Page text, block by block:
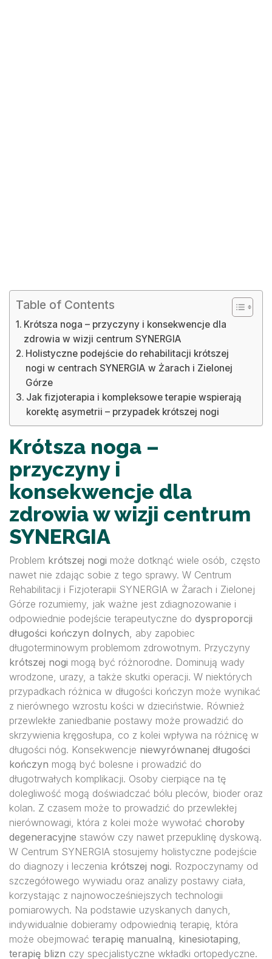
Table of Contents
Krótsza noga – przyczyny i konsekwencje dla
zdrowia w wizji centrum SYNERGIA
Holistyczne podejście do rehabilitacji krótszej
nogi w centrach SYNERGIA w Żarach i Zielonej
Górze
Jak fizjoterapia i kompleksowe terapie wspierają
korektę asymetrii – przypadek krótszej nogi
Krótsza noga –
przyczyny i
konsekwencje dla
zdrowia w wizji centrum
SYNERGIA
Problem krótszej nogi może dotknąć wiele osób, często
nawet nie zdając sobie z tego sprawy. W Centrum
Rehabilitacji i Fizjoterapii SYNERGIA w Żarach i Zielonej
Górze rozumiemy, jak ważne jest zdiagnozowanie i
odpowiednie podejście terapeutyczne do dysproporcji
długości kończyn dolnych, aby zapobiec
długoterminowym problemom zdrowotnym. Przyczyny
krótszej nogi mogą być różnorodne. Dominują wady
wrodzone, urazy, a także skutki operacji. W niektórych
przypadkach różnica w długości kończyn może wynikać
z nierównego wzrostu kości w dzieciństwie. Również
przewlekłe zaniedbanie postawy może prowadzić do
skrzywienia kręgosłupa, co z kolei wpływa na różnicę w
długości nóg. Konsekwencje niewyrównanej długości
kończyn mogą być bolesne i prowadzić do
długotrwałych komplikacji. Osoby cierpiące na tę
dolegliwość mogą doświadczać bólu pleców, bioder oraz
kolan. Z czasem może to prowadzić do przewlekłej
nierównowagi, która z kolei może wywołać choroby
degeneracyjne stawów czy nawet przepuklinę dyskową.
W Centrum SYNERGIA stosujemy holistyczne podejście
do diagnozy i leczenia krótszej nogi. Rozpoczynamy od
szczegółowego wywiadu oraz analizy postawy ciała,
korzystając z najnowocześniejszych technologii
pomiarowych. Na podstawie uzyskanych danych,
indywidualnie dobieramy odpowiednią terapię, która
może obejmować terapię manualną, kinesiotaping,
terapię blizn czy specjalistyczne wkładki ortopedyczne.